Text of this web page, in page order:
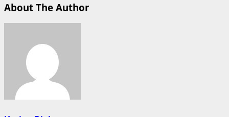
About The Author